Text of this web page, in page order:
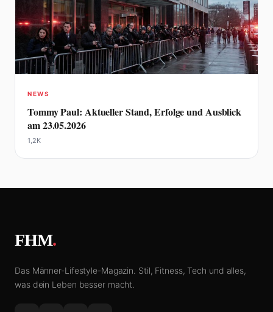
NEWS
Tommy Paul: Aktueller Stand, Erfolge und Ausblick
am 23.05.2026
1,2K
FHM.
Das Männer-Lifestyle-Magazin. Stil, Fitness, Tech und alles,
was dein Leben besser macht.